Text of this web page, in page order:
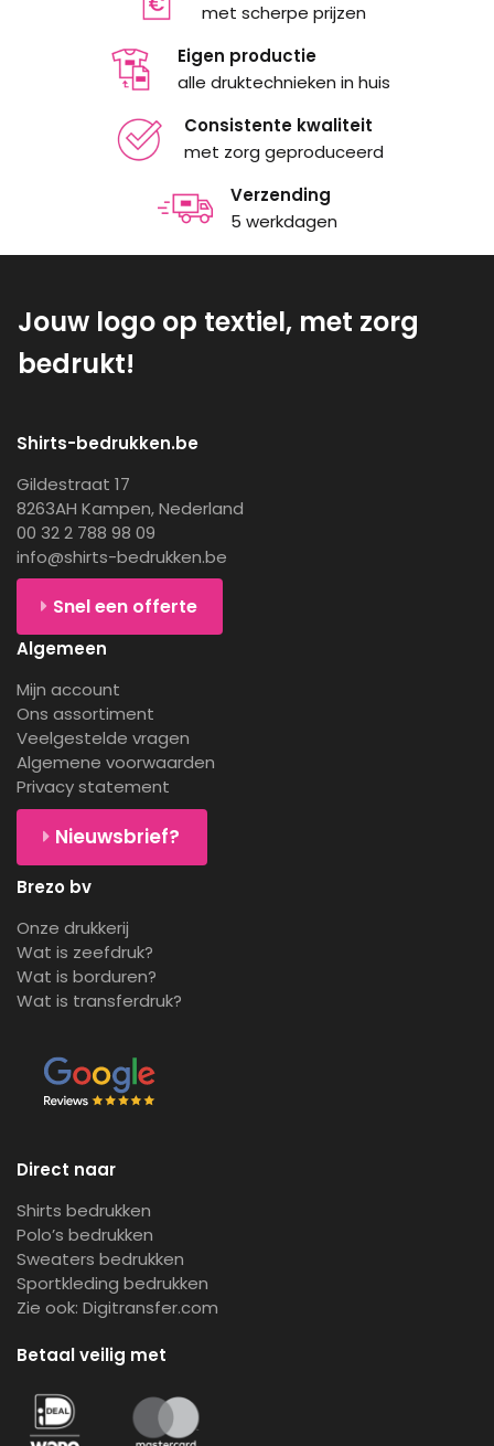
met scherpe prijzen
Eigen productie
alle druktechnieken in huis
Consistente kwaliteit
met zorg geproduceerd
Verzending
5 werkdagen
Jouw logo op textiel, met zorg
bedrukt!
Shirts-bedrukken.be
Gildestraat 17
8263AH Kampen, Nederland
00 32 2 788 98 09
info@shirts-bedrukken.be
Snel een offerte
Algemeen
Mijn account
Ons assortiment
Veelgestelde vragen
Algemene voorwaarden
Privacy statement
Nieuwsbrief?
Brezo bv
Onze drukkerij
Wat is zeefdruk?
Wat is borduren?
Wat is transferdruk?
Direct naar
Shirts bedrukken
Polo’s bedrukken
Sweaters bedrukken
Sportkleding bedrukken
Zie ook: Digitransfer.com
Betaal veilig met